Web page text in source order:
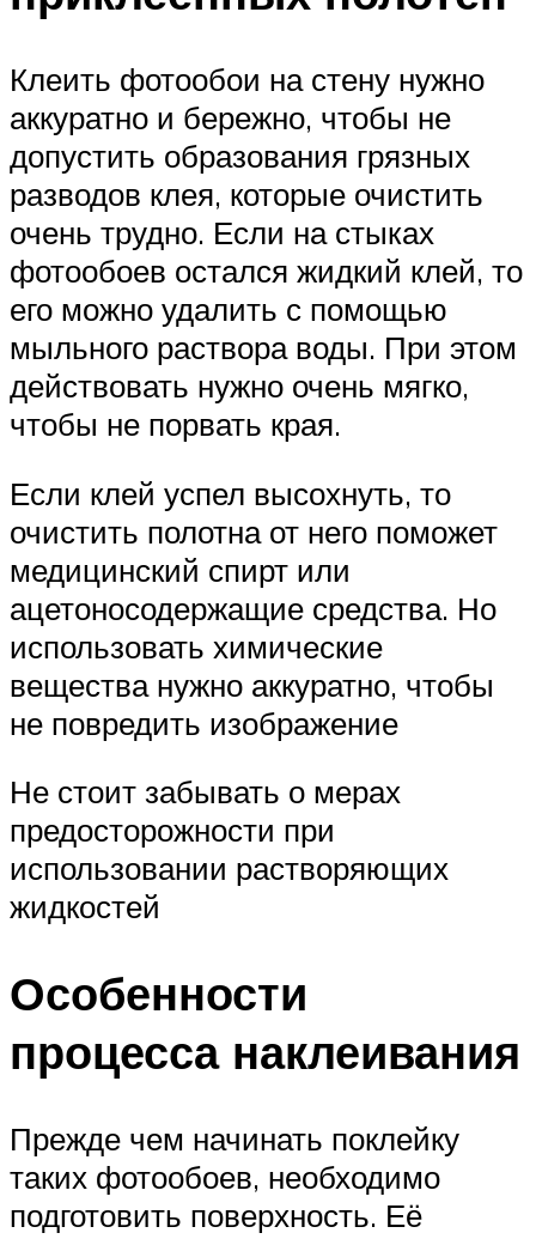
Клеить фотообои на стену нужно
аккуратно и бережно, чтобы не
допустить образования грязных
разводов клея, которые очистить
очень трудно. Если на стыках
фотообоев остался жидкий клей, то
его можно удалить с помощью
мыльного раствора воды. При этом
действовать нужно очень мягко,
чтобы не порвать края.
Если клей успел высохнуть, то
очистить полотна от него поможет
медицинский спирт или
ацетоносодержащие средства. Но
использовать химические
вещества нужно аккуратно, чтобы
не повредить изображение
Не стоит забывать о мерах
предосторожности при
использовании растворяющих
жидкостей
Особенности
процесса наклеивания
Прежде чем начинать поклейку
таких фотообоев, необходимо
подготовить поверхность. Её